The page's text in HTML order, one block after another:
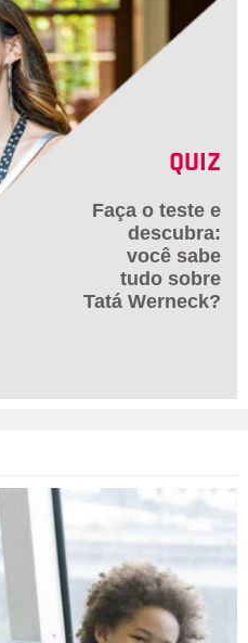
QUIZ
Faça o teste e
descubra:
você sabe
tudo sobre
Tatá Werneck?